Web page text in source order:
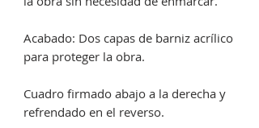
Acabado: Dos capas de barniz acrílico
para proteger la obra.
Cuadro firmado abajo a la derecha y
refrendado en el reverso.